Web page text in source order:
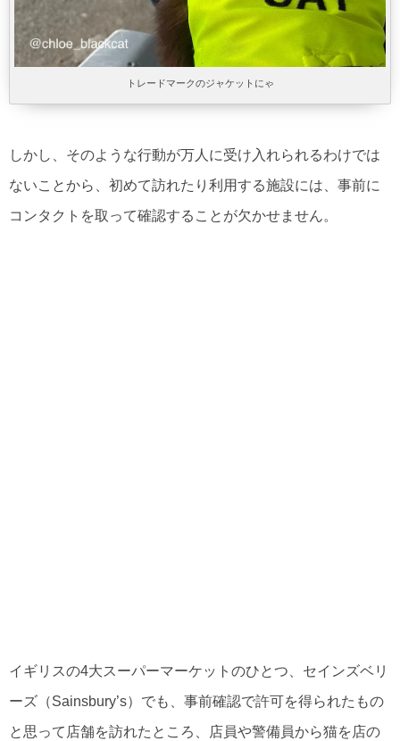
トレードマークのジャケットにゃ
しかし、そのような行動が万人に受け入れられるわけでは
ないことから、初めて訪れたり利用する施設には、事前に
コンタクトを取って確認することが欠かせません。
イギリスの4大スーパーマーケットのひとつ、セインズベリ
ーズ（Sainsbury’s）でも、事前確認で許可を得られたもの
と思って店舗を訪れたところ、店員や警備員から猫を店の